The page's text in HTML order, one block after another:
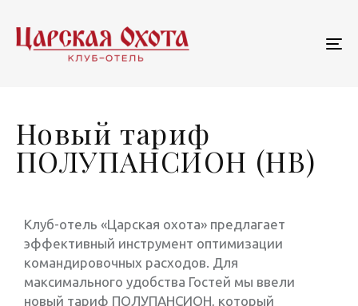
Новый тариф
ПОЛУПАНСИОН (НВ)
Клуб-отель «Царская охота» предлагает
эффективный инструмент оптимизации
командировочных расходов. Для
максимального удобства Гостей мы ввели
новый тариф ПОЛУПАНСИОН, который